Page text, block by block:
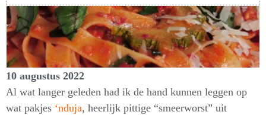
10 augustus 2022
Al wat langer geleden had ik de hand kunnen leggen op
wat pakjes ‘nduja, heerlijk pittige “smeerworst” uit